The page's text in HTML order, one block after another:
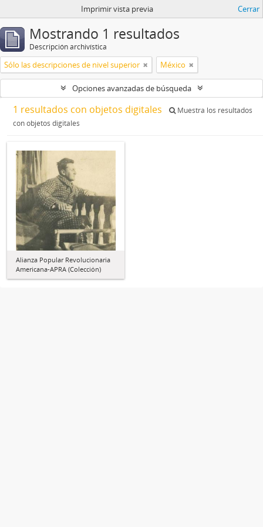
Imprimir vista previa Cerrar
Mostrando 1 resultados
Descripción archivística
Sólo las descripciones de nivel superior México
Opciones avanzadas de búsqueda
1 resultados con objetos digitales
Muestra los resultados
con objetos digitales
Alianza Popular Revolucionaria
Americana-APRA (Colección)